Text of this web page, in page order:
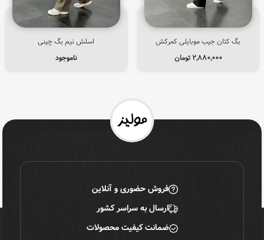
بگ کتان جیب موبایلی کمرکش
۲,۸۸۰,۰۰۰ تومان
اسلش نیم بگ چینی
ناموجود
فروش حضوری و آنلاین
ارسال به سراسر کشور
ضمانت کیفیت محصولات